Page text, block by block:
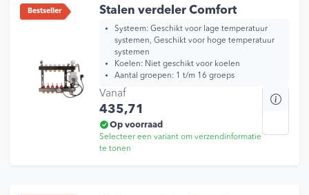
Bestseller Stalen verdeler Comfort
Systeem: Geschikt voor lage temperatuur
systemen, Geschikt voor hoge temperatuur
systemen
Koelen: Niet geschikt voor koelen
Aantal groepen: 1 t/m 16 groeps
Vanaf
435,71
Op voorraad
Selecteer een variant om verzendinformatie
te tonen